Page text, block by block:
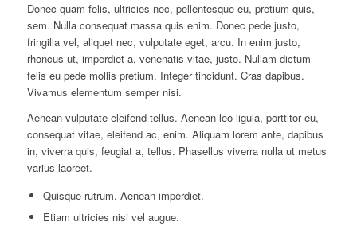
Donec quam felis, ultricies nec, pellentesque eu, pretium quis,
sem. Nulla consequat massa quis enim. Donec pede justo,
fringilla vel, aliquet nec, vulputate eget, arcu. In enim justo,
rhoncus ut, imperdiet a, venenatis vitae, justo. Nullam dictum
felis eu pede mollis pretium. Integer tincidunt. Cras dapibus.
Vivamus elementum semper nisi.
Aenean vulputate eleifend tellus. Aenean leo ligula, porttitor eu,
consequat vitae, eleifend ac, enim. Aliquam lorem ante, dapibus
in, viverra quis, feugiat a, tellus. Phasellus viverra nulla ut metus
varius laoreet.
Quisque rutrum. Aenean imperdiet.
Etiam ultricies nisi vel augue.